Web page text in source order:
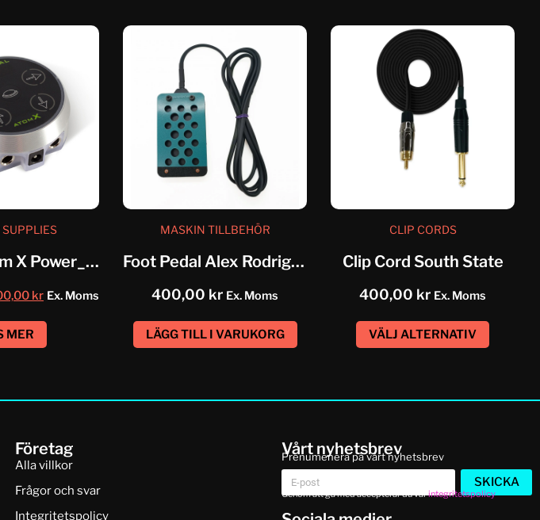
Critical Atom X Power_Supply
kr Ex. Moms
MER
MASKIN TILLBEHÖR
Foot Pedal Alex Rodriguez
400,00 kr Ex. Moms
LÄGG TILL I VARUKORG
CLIP CORDS
Clip Cord South State
400,00 kr Ex. Moms
VÄLJ ALTERNATIV
Företag
Alla villkor
Frågor och svar
Integritetspolicy
Vårt nyhetsbrev
Prenumenera på vårt nyhetsbrev
SKICKA
Genom att gå med accepterar du vårintegritetspolicy